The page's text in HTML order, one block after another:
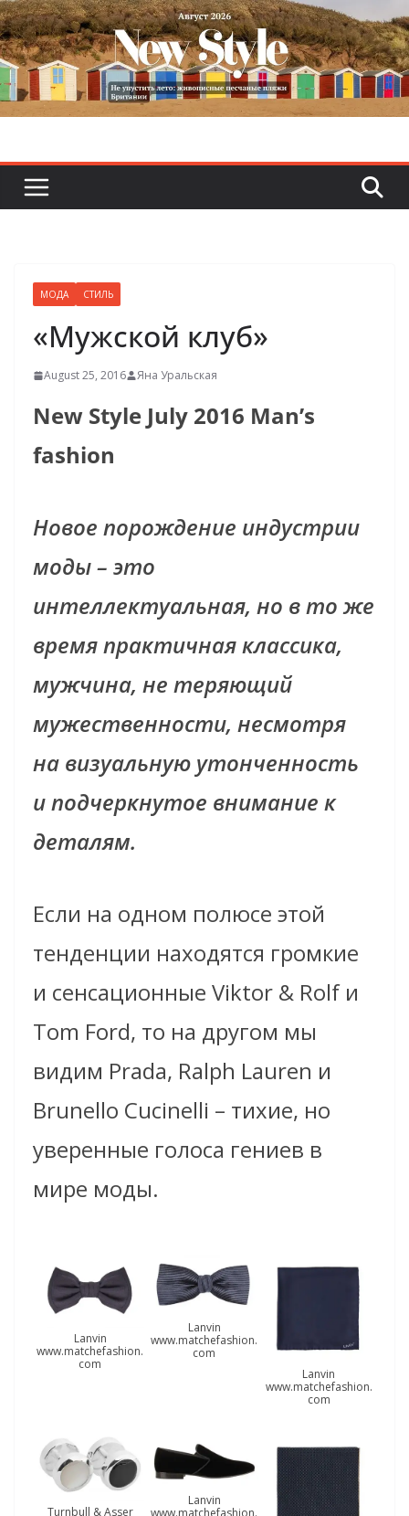
Skip
to
content
МОДА СТИЛЬ
«Мужской клуб»
August 25, 2016 Яна Уральская
New Style July 2016 Man’s
fashion
Новое порождение индустрии
моды – это
интеллектуальная, но в то же
время практичная классика,
мужчина, не теряющий
мужественности, несмотря
на визуальную утонченность
и подчеркнутое внимание к
деталям.
Если на одном полюсе этой
тенденции находятся громкие
и сенсационные Viktor & Rolf и
Tom Ford, то на другом мы
видим Prada, Ralph Lauren и
Brunello Cucinelli – тихие, но
уверенные голоса гениев в
мире моды.
Lanvin
www.matchefashion.
com
Lanvin
www.matchefashion.
com
Lanvin
www.matchefashion.
com
Тurnbull & Аsser
Lanvin